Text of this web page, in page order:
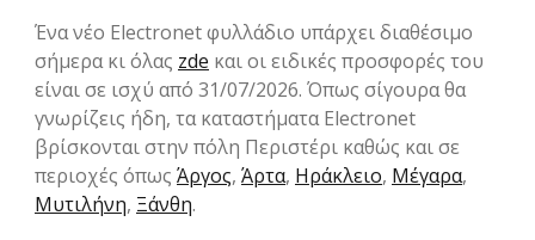
Ένα νέο Electronet φυλλάδιο υπάρχει διαθέσιμο
σήμερα κι όλας zde και οι ειδικές προσφορές του
είναι σε ισχύ από 31/07/2026. Όπως σίγουρα θα
γνωρίζεις ήδη, τα καταστήματα Electronet
βρίσκονται στην πόλη Περιστέρι καθώς και σε
περιοχές όπως Άργος, Άρτα, Ηράκλειο, Μέγαρα,
Μυτιλήνη, Ξάνθη.